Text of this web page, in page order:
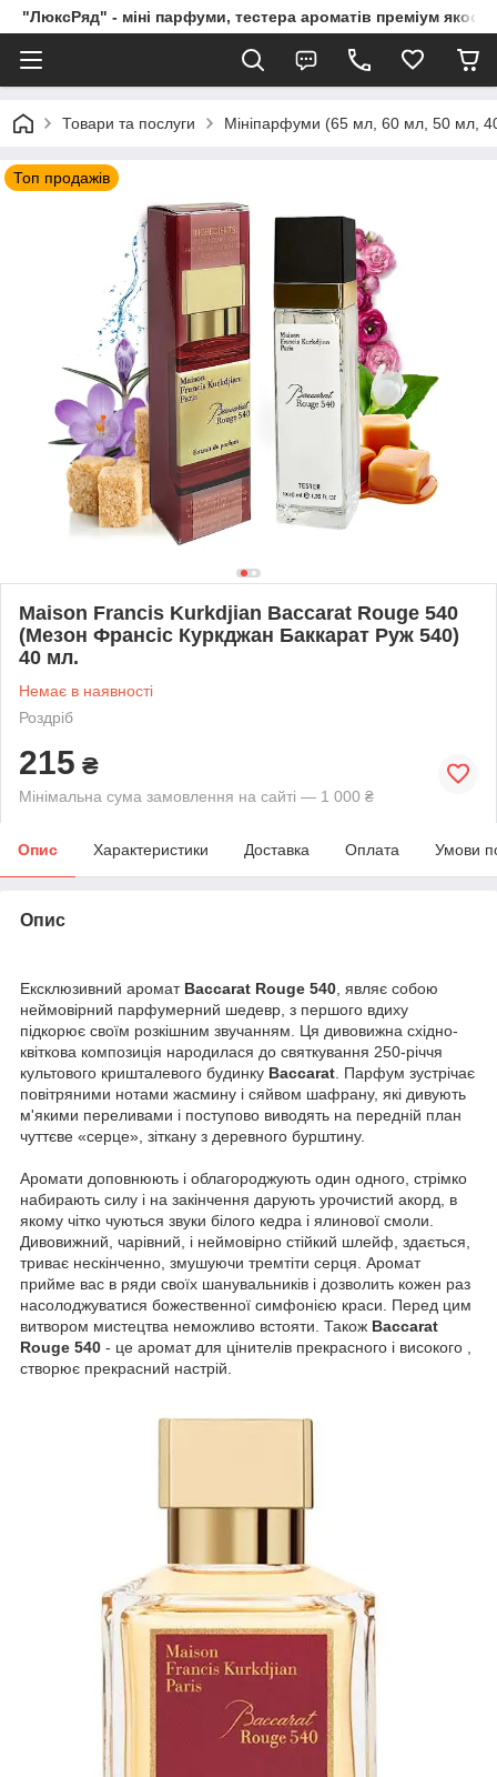
"ЛюксРяд" - міні парфуми, тестера ароматів преміум
Товари та послуги Мініпарфуми (65 мл, 60 мл, 50 мл,
Топ продажів
Maison Francis Kurkdjian Baccarat Rouge 540
(Мезон Франсіс Куркджан Баккарат Руж 540)
40 мл.
Немає в наявності
Роздріб
215 ₴
Мінімальна сума замовлення на сайті — 1 000 ₴
Опис Характеристики Доставка Оплата Умови
Опис
Ексклюзивний ароматBaccarat Rouge 540 , являє собою
неймовірний парфумерний шедевр, з першого вдиху
підкорює своїм розкішним звучанням. Ця дивовижна східно-
квіткова композиція народилася до святкування 250-річчя
культового кришталевого будинку Baccarat . Парфум зустрічає
повітряними нотами жасмину і сяйвом шафрану, які дивують
м'якими переливами і поступово виводять на передній план
чуттєве «серце», зіткану з деревного бурштину.
Аромати доповнюють і облагороджують один одного, стрімко
набирають силу і на закінчення дарують урочистий акорд, в
якому чітко чуються звуки білого кедра і ялинової смоли.
Дивовижний, чарівний, і неймовірно стійкий шлейф, здається,
триває нескінченно, змушуючи тремтіти серця. Аромат
прийме вас в ряди своїх шанувальників і дозволить кожен раз
насолоджуватися божественної симфонією краси. Перед цим
витвором мистецтва неможливо встояти. Також Baccarat
Rouge 540 - це аромат для цінителів прекрасного і високого ,
створює прекрасний настрій.